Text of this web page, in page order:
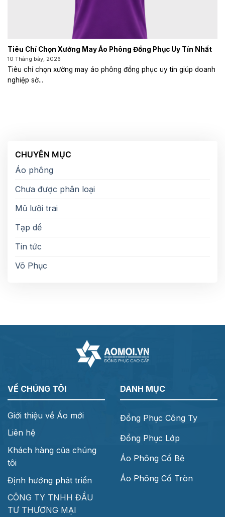
Tiêu Chí Chọn Xưởng May Áo Phông Đồng Phục Uy Tín Nhất
10 Tháng bảy, 2026
Tiêu chí chọn xưởng may áo phông đồng phục uy tín giúp doanh
nghiệp sở...
CHUYÊN MỤC
Áo phông
Chưa được phân loại
Mũ lưỡi trai
Tạp dề
Tin tức
Võ Phục
VỀ CHÚNG TÔI
Giới thiệu về Áo mới
Liên hệ
Khách hàng của chúng
tôi
Định hướng phát triển
CÔNG TY TNHH ĐẦU
TƯ THƯƠNG MẠI
DANH MỤC
Đồng Phục Công Ty
Đồng Phục Lớp
Áo Phông Cổ Bẻ
Áo Phông Cổ Tròn